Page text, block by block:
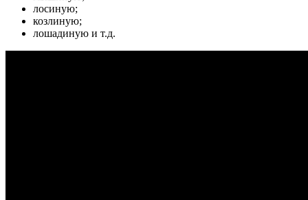
лосиную;
козлиную;
лошадиную и т.д.